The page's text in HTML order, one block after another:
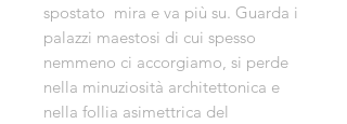
spostato mira e va più su. Guarda i
palazzi maestosi di cui spesso
nemmeno ci accorgiamo, si perde
nella minuziosità architettonica e
nella follia asimettrica del